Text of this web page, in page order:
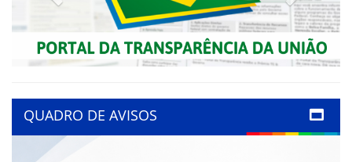
QUADRO DE AVISOS